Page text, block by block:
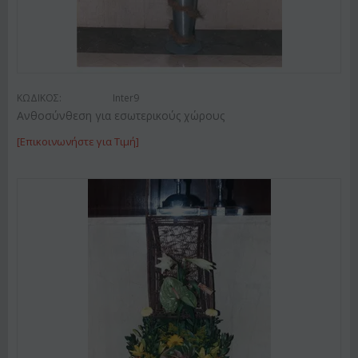
ΚΩΔΙΚΟΣ: Inter9
Ανθοσύνθεση για εσωτερικούς χώρους
[Επικοινωνήστε για Τιμή]